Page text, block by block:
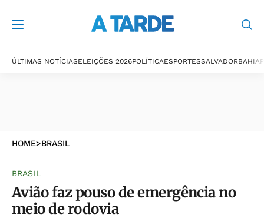
ÚLTIMAS NOTÍCIASELEIÇÕES 2026POLÍTICAESPORTESSALVADORBAHIA
HOME>BRASIL
BRASIL
Avião faz pouso de emergência no
meio de rodovia